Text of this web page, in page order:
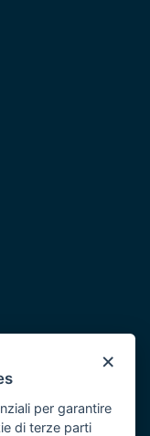
2014/2020 -
×
per garantire
di terze parti